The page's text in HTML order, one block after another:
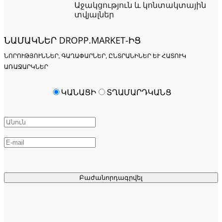
Աջակցություն և կոնտակտային
տվյալներ
ՆԱՄԱԿՆԵՐ DROPP.MARKET-ԻՑ
ՆՈՐՈՒԹՅՈՒՆՆԵՐ, ԳԱՂԱՓԱՐՆԵՐ, ԸՆՏՐԱՆԻՆԵՐ ԵՒ ՀԱՏՈՒԿ Ա
ՌԱՋԱՐԿՆԵՐ
Բաժանորդագրվել
ԿԱՆԱՑԻ ՏՂԱՄԱՐԴԿԱՆՑ